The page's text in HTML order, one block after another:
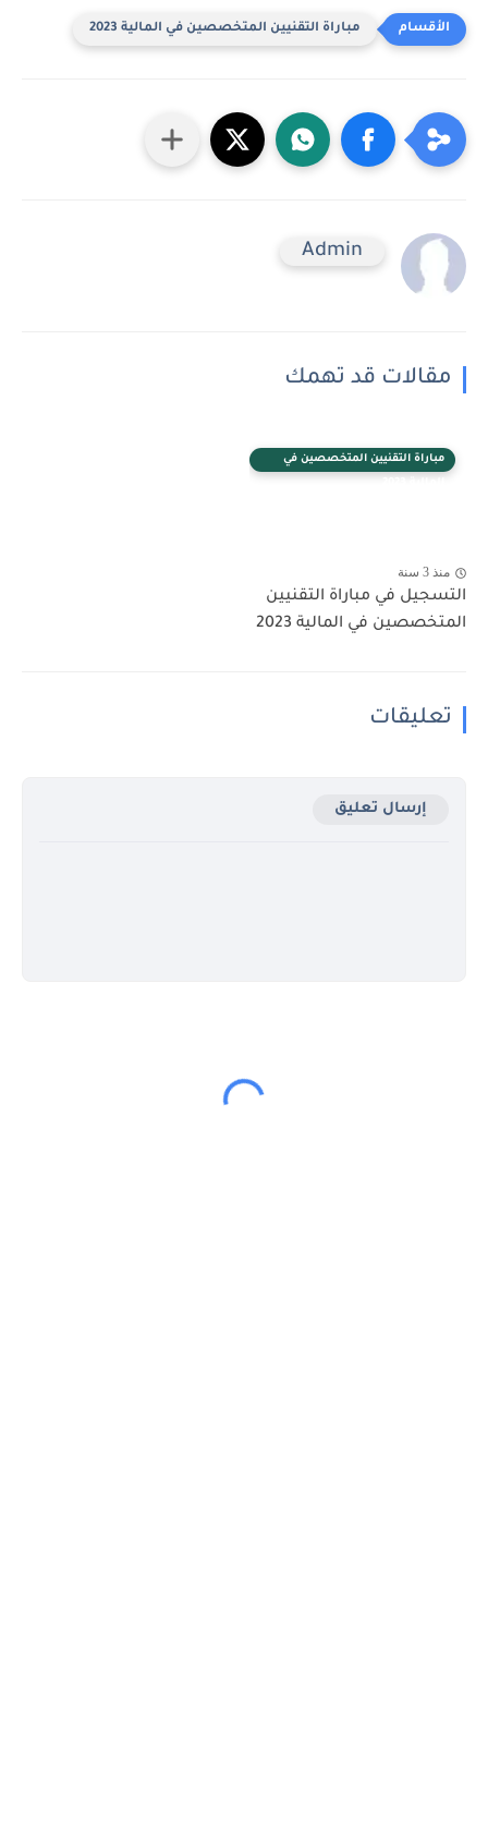
مباراة التقنيين المتخصصين في المالية 2023
Admin
مقالات قد تهمك
مباراة التقنيين المتخصصين في
منذ 3 سنة
التسجيل في مباراة التقنيين
المتخصصين في المالية 2023
تعليقات
إرسال تعليق